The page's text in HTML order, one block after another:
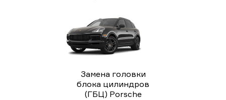
Замена головки
блока цилиндров
(ГБЦ) Porsche